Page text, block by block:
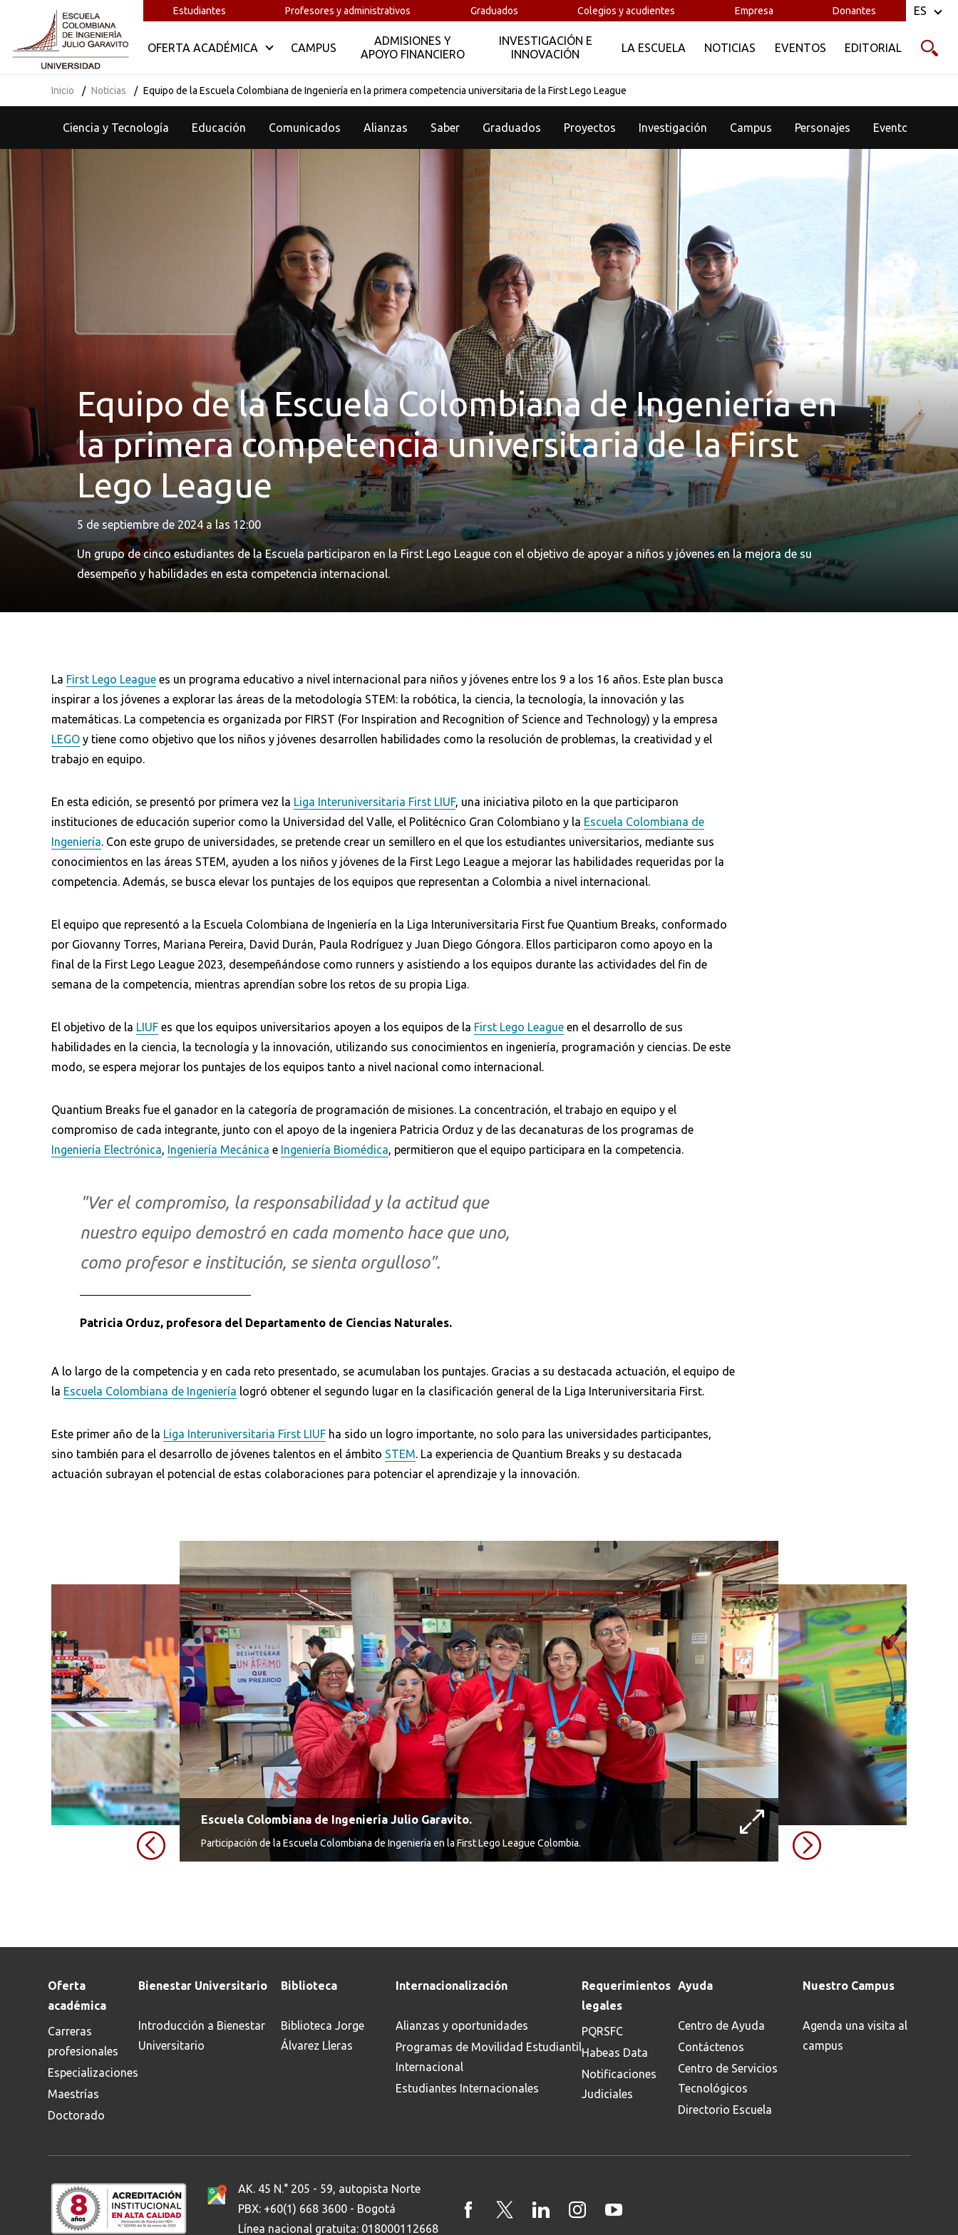
Estudiantes Profesores y administrativos Graduados Colegios y acudientes Empresa Donantes
OFERTA ACADÉMICA CAMPUS
ADMISIONES Y
APOYO FINANCIERO
INVESTIGACIÓN E
INNOVACIÓN
LA ESCUELA NOTICIAS EVENTOS EDITORIAL
ES
Inicio Noticias Equipo de la Escuela Colombiana de Ingeniería en la primera competencia universitaria de la First Lego League
Ciencia y Tecnología Educación Comunicados Alianzas Saber Graduados Proyectos Investigación Campus Personajes Eventos
Equipo de la Escuela Colombiana de Ingeniería en
la primera competencia universitaria de la First
Lego League
5 de septiembre de 2024 a las 12:00
Un grupo de cinco estudiantes de la Escuela participaron en la First Lego League con el objetivo de apoyar a niños y jóvenes en la mejora de su
desempeño y habilidades en esta competencia internacional.
La First Lego League es un programa educativo a nivel internacional para niños y jóvenes entre los 9 a los 16 años. Este plan busca
inspirar a los jóvenes a explorar las áreas de la metodología STEM: la robótica, la ciencia, la tecnología, la innovación y las
matemáticas. La competencia es organizada por FIRST (For Inspiration and Recognition of Science and Technology) y la empresa
LEGO y tiene como objetivo que los niños y jóvenes desarrollen habilidades como la resolución de problemas, la creatividad y el
trabajo en equipo.
En esta edición, se presentó por primera vez la Liga Interuniversitaria First LIUF, una iniciativa piloto en la que participaron
instituciones de educación superior como la Universidad del Valle, el Politécnico Gran Colombiano y la Escuela Colombiana de
Ingeniería. Con este grupo de universidades, se pretende crear un semillero en el que los estudiantes universitarios, mediante sus
conocimientos en las áreas STEM, ayuden a los niños y jóvenes de la First Lego League a mejorar las habilidades requeridas por la
competencia. Además, se busca elevar los puntajes de los equipos que representan a Colombia a nivel internacional.
El equipo que representó a la Escuela Colombiana de Ingeniería en la Liga Interuniversitaria First fue Quantium Breaks, conformado
por Giovanny Torres, Mariana Pereira, David Durán, Paula Rodríguez y Juan Diego Góngora. Ellos participaron como apoyo en la
final de la First Lego League 2023, desempeñándose como runners y asistiendo a los equipos durante las actividades del fin de
semana de la competencia, mientras aprendían sobre los retos de su propia Liga.
El objetivo de la LIUF es que los equipos universitarios apoyen a los equipos de la First Lego League en el desarrollo de sus
habilidades en la ciencia, la tecnología y la innovación, utilizando sus conocimientos en ingeniería, programación y ciencias. De este
modo, se espera mejorar los puntajes de los equipos tanto a nivel nacional como internacional.
Quantium Breaks fue el ganador en la categoría de programación de misiones. La concentración, el trabajo en equipo y el
compromiso de cada integrante, junto con el apoyo de la ingeniera Patricia Orduz y de las decanaturas de los programas de
Ingeniería Electrónica, Ingeniería Mecánica e Ingeniería Biomédica, permitieron que el equipo participara en la competencia.
"Ver el compromiso, la responsabilidad y la actitud que
nuestro equipo demostró en cada momento hace que uno,
como profesor e institución, se sienta orgulloso".
Patricia Orduz, profesora del Departamento de Ciencias Naturales.
A lo largo de la competencia y en cada reto presentado, se acumulaban los puntajes. Gracias a su destacada actuación, el equipo de
la Escuela Colombiana de Ingeniería logró obtener el segundo lugar en la clasificación general de la Liga Interuniversitaria First.
Este primer año de la Liga Interuniversitaria First LIUF ha sido un logro importante, no solo para las universidades participantes,
sino también para el desarrollo de jóvenes talentos en el ámbito STEM. La experiencia de Quantium Breaks y su destacada
actuación subrayan el potencial de estas colaboraciones para potenciar el aprendizaje y la innovación.
Escuela Colombiana de Ingeniería Julio Garavito.
Participación de la Escuela Colombiana de Ingeniería en la First Lego League Colombia.
Busca en la escuela
¿Qué buscas? Buscar en: *
Ordenar por:
Oferta
académica
Carreras
profesionales
Especializaciones
Maestrías
Doctorado
Bienestar Universitario
Introducción a Bienestar
Universitario
Biblioteca
Biblioteca Jorge
Álvarez Lleras
Internacionalización
Alianzas y oportunidades
Programas de Movilidad Estudiantil
Internacional
Estudiantes Internacionales
Requerimientos
legales
PQRSFC
Habeas Data
Notificaciones
Judiciales
Ayuda
Centro de Ayuda
Contáctenos
Centro de Servicios
Tecnológicos
Directorio Escuela
Nuestro Campus
Agenda una visita al
campus
AK. 45 N.° 205 - 59, autopista Norte
PBX: +60(1) 668 3600 - Bogotá
Línea nacional gratuita: 018000112668